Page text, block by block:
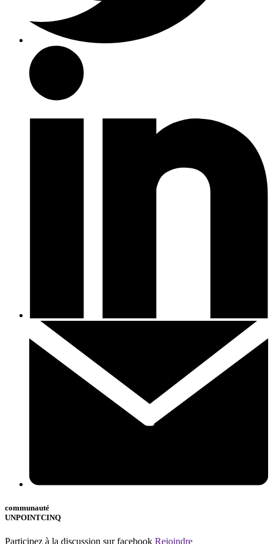
communauté
UNPOINTCINQ
Participez à la discussion sur facebook Rejoindre